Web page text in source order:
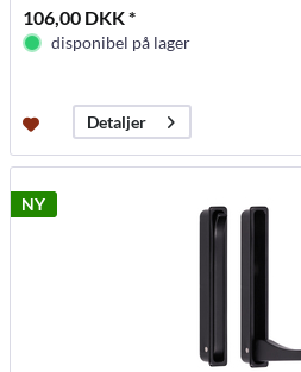
106,00 DKK *
disponibel på lager
Detaljer
NY